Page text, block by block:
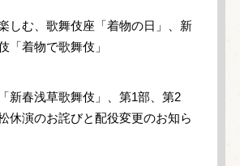
しむ、歌舞伎座「着物の日」、新
「着物で歌舞伎」
新春浅草歌舞伎」、第1部、第2
休演のお詫びと配役変更のお知ら